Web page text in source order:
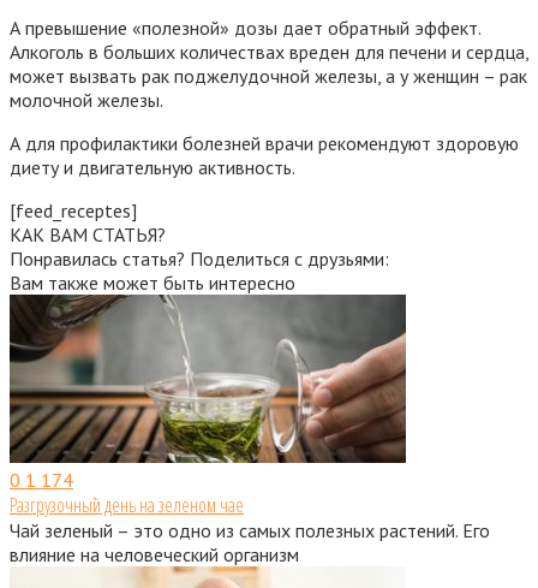
А превышение «полезной» дозы дает обратный эффект.
Алкоголь в больших количествах вреден для печени и сердца,
может вызвать рак поджелудочной железы, а у женщин – рак
молочной железы.
А для профилактики болезней врачи рекомендуют здоровую
диету и двигательную активность.
[feed_receptes]
КАК ВАМ СТАТЬЯ?
Понравилась статья? Поделиться с друзьями:
Вам также может быть интересно
0 1 174
Разгрузочный день на зеленом чае
Чай зеленый – это одно из самых полезных растений. Его
влияние на человеческий организм